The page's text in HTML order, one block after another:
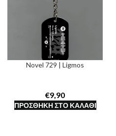
Novel 729 | Ligmos
€
ΠΡΟΣΘΉΚΗ ΣΤΟ ΚΑΛΆΘΙ